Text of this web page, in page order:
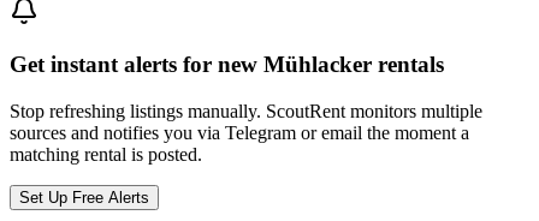
Get instant alerts for new Mühlacker rentals
Stop refreshing listings manually. ScoutRent monitors multiple
sources and notifies you via Telegram or email the moment a
matching rental is posted.
Set Up Free Alerts